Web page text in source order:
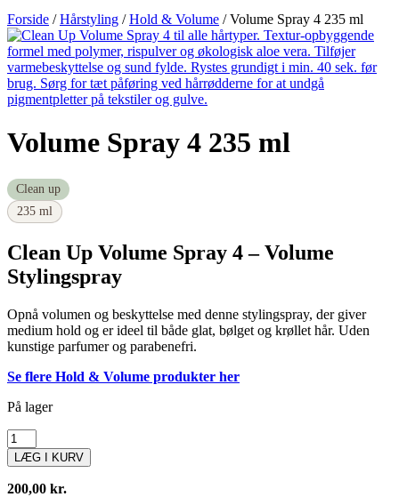
Forside /Hårstyling /Hold & Volume / Volume Spray 4 235 ml
Volume Spray 4 235 ml
Clean up
235 ml
Clean Up Volume Spray 4 – Volume
Stylingspray
Opnå volumen og beskyttelse med denne stylingspray, der giver
medium hold og er ideel til både glat, bølget og krøllet hår. Uden
kunstige parfumer og parabenefri.
Se flere Hold & Volume produkter her
På lager
Volume
Spray
4
235
LÆG I KURV
200,00 kr.